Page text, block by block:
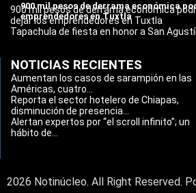
900 mil pesos de derrama económica
emprendedores en Tuxtla
900 mil pesos de derrama económica
dejar los emprendedores en Tuxtla
Tapachula de fiesta en honor a San
NOTICIAS RECIENTES
Aumentan los casos de sarampión en las
Américas, cuatro...
Reporta el sector hotelero de Chiapas,
disminución de presencia...
Alertan expertos por “el scroll infinito”; un
hábito de...
2026 Notinúcleo. All Right Reserved.